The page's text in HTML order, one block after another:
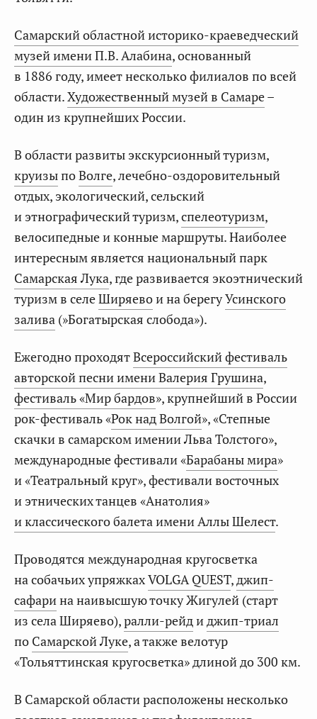
Самарский областной историко-краеведческий
музей имени П.В. Алабина, основанный
в 1886 году, имеет несколько филиалов по всей
области.Художественный музей в Самаре–
один из крупнейших России.
В области развиты экскурсионный туризм,
круизыпоВолге, лечебно-оздоровительный
отдых, экологический, сельский
и этнографический туризм,спелеотуризм,
велосипедные и конные маршруты. Наиболее
интересным является национальный парк
Самарская Лука, где развивается экоэтнический
туризм в селеШиряевои на берегуУсинского
залива (»Богатырская слобода»).
Ежегодно проходятВсероссийский фестиваль
авторской песни имени Валерия Грушина,
фестиваль «Мир бардов», крупнейший в России
рок-фестиваль «Рок над Волгой», «Степные
скачки в самарском имении Льва Толстого»,
международные фестивали «Барабаны мира»
и «Театральный круг», фестивали восточных
и этнических танцев «Анатолия»
и классического балета имени Аллы Шелест.
Проводятся международная кругосветка
на собачьих упряжкахVOLGA QUEST,джип-
сафарина наивысшую точку Жигулей (старт
из села Ширяево),ралли-рейдиджип-триал
по Самарской Луке, а также велотур
«Тольяттинская кругосветка» длиной до 300 км.
В Самарской области расположены несколько